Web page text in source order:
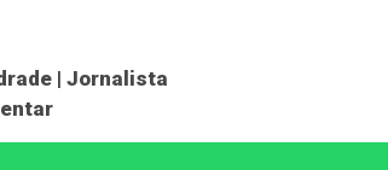
| Jornalista